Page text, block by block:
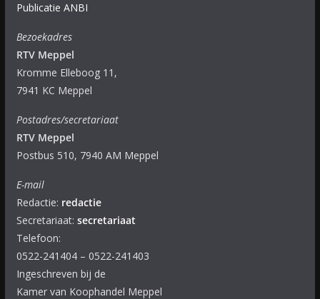
Publicatie ANBI
Bezoekadres
RTV Meppel
Kromme Elleboog 11,
7941 KC Meppel
Postadres/secretariaat
RTV Meppel
Postbus 510, 7940 AM Meppel
E-mail
Redactie: redactie
Secretariaat: secretariaat
Telefoon:
0522-241404 – 0522-241403
Ingeschreven bij de
Kamer van Koophandel Meppel